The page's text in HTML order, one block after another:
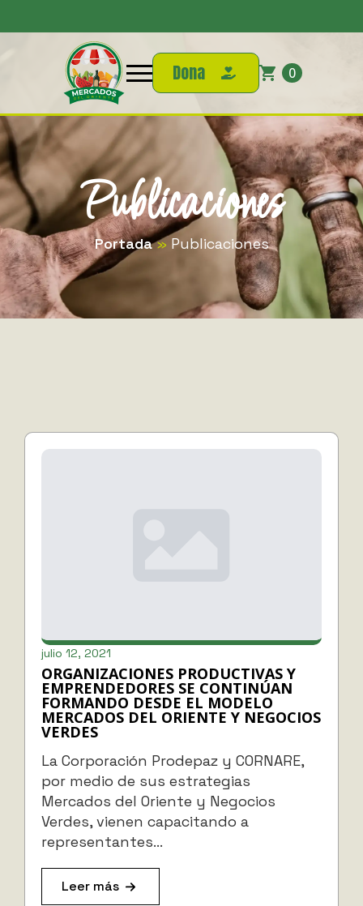
Dona 0
Publicaciones
Portada » Publicaciones
ORGANIZACIONES PRODUCTIVAS Y
EMPRENDEDORES SE CONTINÚAN
FORMANDO DESDE EL MODELO
MERCADOS DEL ORIENTE Y NEGOCIOS
VERDES
julio 12, 2021
La Corporación Prodepaz y CORNARE,
por medio de sus estrategias
Mercados del Oriente y Negocios
Verdes, vienen capacitando a
representantes…
Leer más